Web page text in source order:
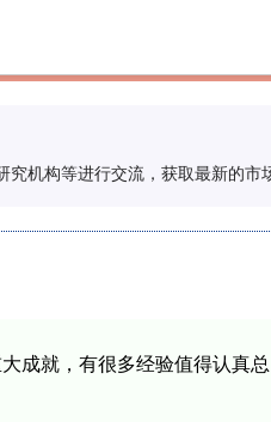
机构等进行交流，获取最新的市
成就，有很多经验值得认真总